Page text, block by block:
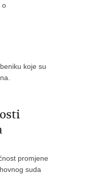
o
koje su
promjene
suda